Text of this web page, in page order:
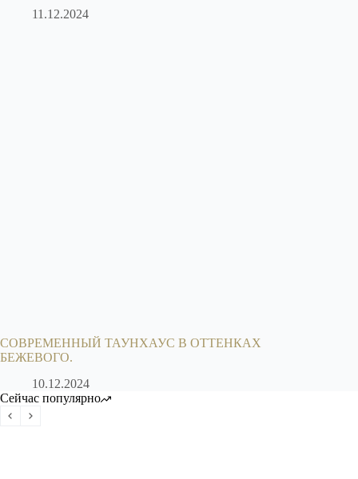
11.12.2024
СОВРЕМЕННЫЙ ТАУНХАУС В ОТТЕНКАХ
БЕЖЕВОГО.
10.12.2024
Сейчас популярно